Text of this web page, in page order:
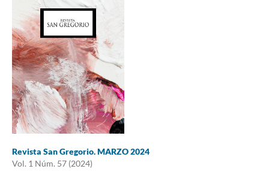
Revista San Gregorio. MARZO 2024
Vol. 1 Núm. 57 (2024)